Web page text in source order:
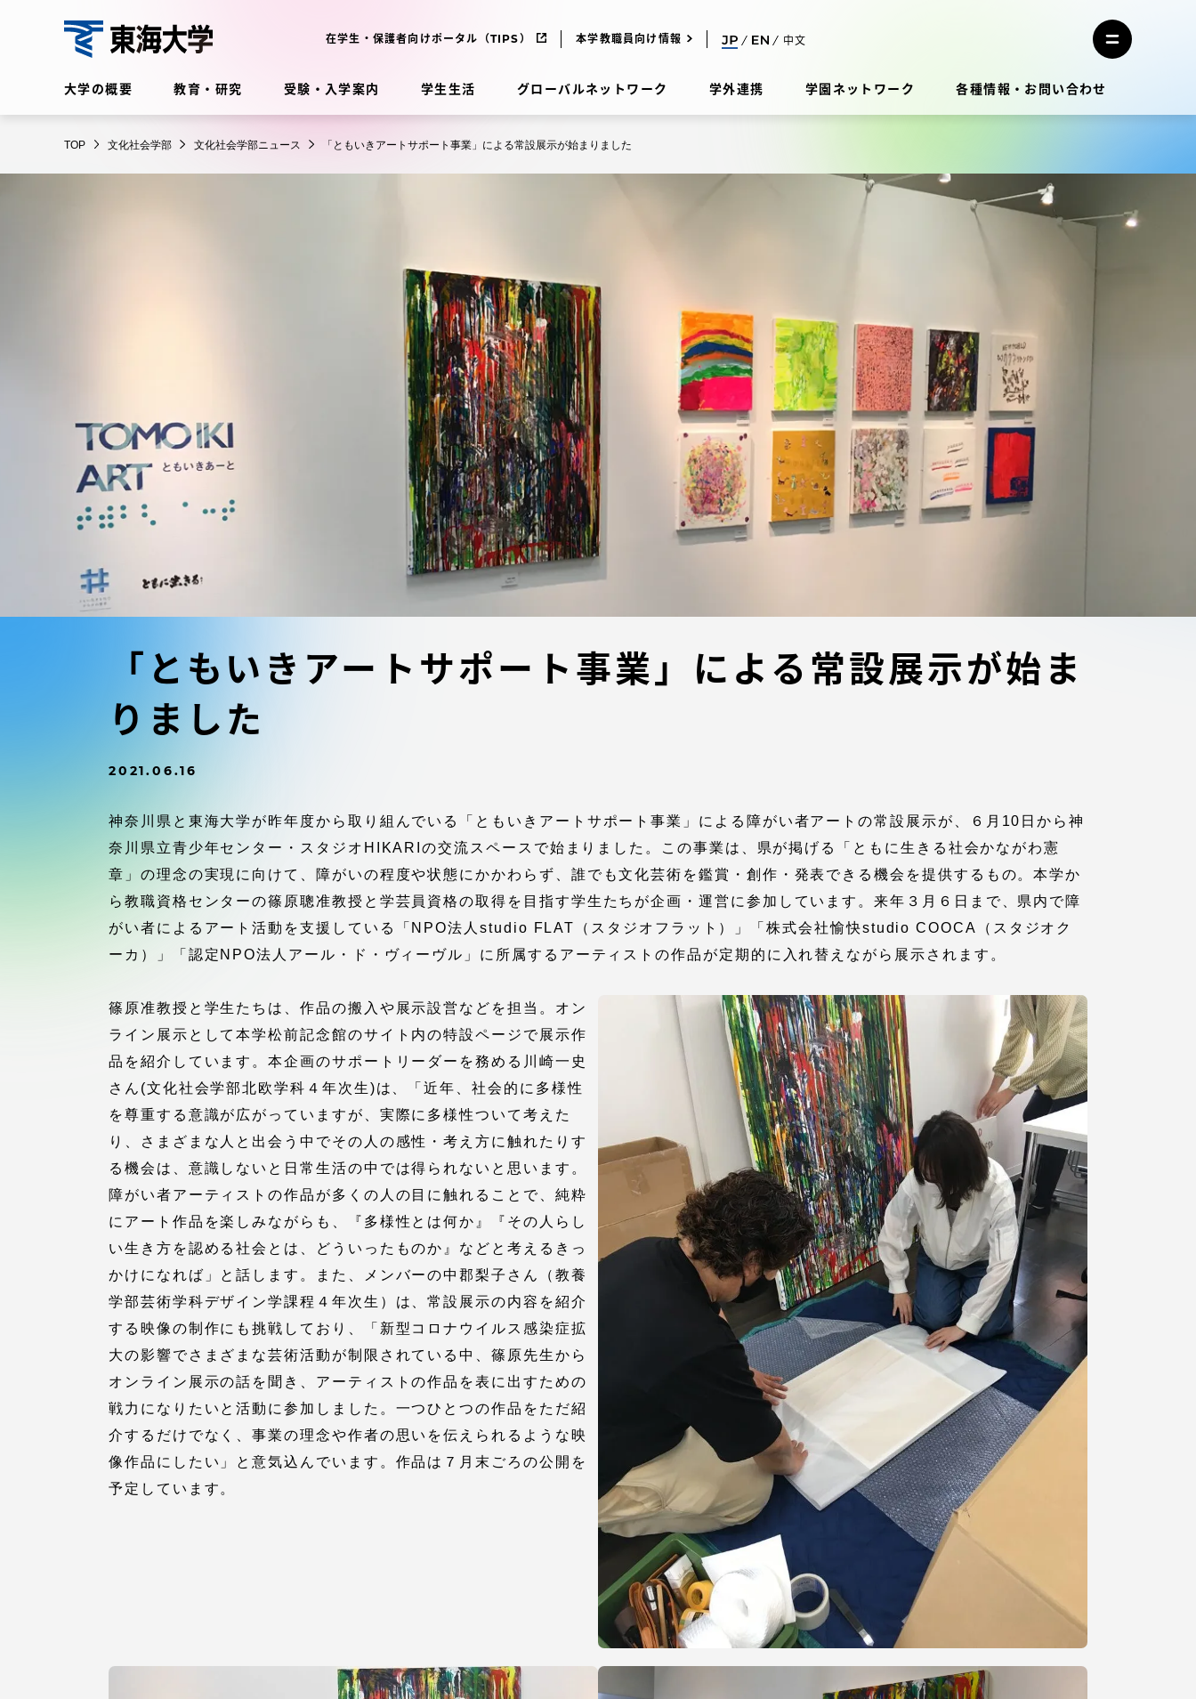
化
社
会
大学の概要 教育・研究 受験・入学案内 学生生活 グローバルネットワーク 学外連携 学園ネットワーク 各種情報・お問い合わせ
在学生・保護者向けポータル（TIPS） 本学教職員向け情報 中文
メ
ニ
TOP 文化社会学部 文化社会学部ニュース 「ともいきアートサポート事業」による常設展示が始まりました
「ともいきアートサポート事業」による常設展示が始ま
りました
2021.06.16
神奈川県と東海大学が昨年度から取り組んでいる「ともいきアートサポート事業」による障がい者アートの常設展示が、６月10日から神
奈川県立青少年センター・スタジオHIKARIの交流スペースで始まりました。この事業は、県が掲げる「ともに生きる社会かながわ憲
章」の理念の実現に向けて、障がいの程度や状態にかかわらず、誰でも文化芸術を鑑賞・創作・発表できる機会を提供するもの。本学か
ら教職資格センターの篠原聰准教授と学芸員資格の取得を目指す学生たちが企画・運営に参加しています。来年３月６日まで、県内で障
がい者によるアート活動を支援している「NPO法人studio FLAT（スタジオフラット）」「株式会社愉快studio COOCA（スタジオク
ーカ）」「認定NPO法人アール・ド・ヴィーヴル」に所属するアーティストの作品が定期的に入れ替えながら展示されます。
篠原准教授と学生たちは、作品の搬入や展示設営などを担当。オン
ライン展示として本学松前記念館のサイト内の特設ページで展示作
品を紹介しています。本企画のサポートリーダーを務める川崎一史
さん(文化社会学部北欧学科４年次生)は、「近年、社会的に多様性
を尊重する意識が広がっていますが、実際に多様性ついて考えた
り、さまざまな人と出会う中でその人の感性・考え方に触れたりす
る機会は、意識しないと日常生活の中では得られないと思います。
障がい者アーティストの作品が多くの人の目に触れることで、純粋
にアート作品を楽しみながらも、『多様性とは何か』『その人らし
い生き方を認める社会とは、どういったものか』などと考えるきっ
かけになれば」と話します。また、メンバーの中郡梨子さん（教養
学部芸術学科デザイン学課程４年次生）は、常設展示の内容を紹介
する映像の制作にも挑戦しており、「新型コロナウイルス感染症拡
大の影響でさまざまな芸術活動が制限されている中、篠原先生から
オンライン展示の話を聞き、アーティストの作品を表に出すための
戦力になりたいと活動に参加しました。一つひとつの作品をただ紹
介するだけでなく、事業の理念や作者の思いを伝えられるような映
像作品にしたい」と意気込んでいます。作品は７月末ごろの公開を
予定しています。
ュ
ー
在学生・保護者向けポータル
受験・入学案内
する取り組みについて
東海大学環境憲章
中期目標
学則・諸規程
コンプライアンス
キャンパス案内
在学生の皆様
保護者の方
教育・研究組織について
教育・研究
学部・学科
教育システム
教育センター
スポーツ・施設
東海大学 教員・研究者ガイド
デジタルパンフレットライブラ
受験イベント
東海大学会員サイト案内（資料
請求）
奨学金
学生生活サポート
スポーツインフォ
ToCoチャレ
海外研修航海
グローバルネットワーク
グローバルネットワーク
海外派遣留学プログラム –
TOKAI Outbound
留学生への情報 – TOKAI
Inbound
海外ネットワーク
Global Programs
外国人研究者
特色ある国際活動
学外連携
学外連携
産官学連携
地域連携
キャリア就職（採用担当者向け
情報）
学園ネットワーク
学園ネットワーク
厚生施設
学園関連機関
卒業生サービス
各種情報・お問い合わせ
各種情報・お問い合わせ
サイトマップ
サイト閲覧環境
プライバシーポリシー
免責事項
お問い合わせ
情報の公表
本学教職員向け情報